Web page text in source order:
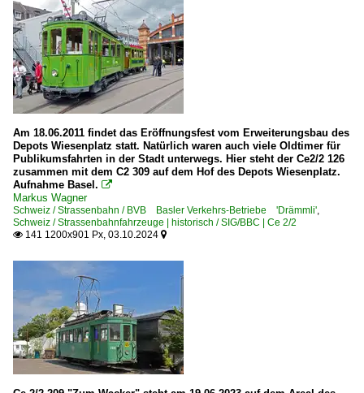
Am 18.06.2011 findet das Eröffnungsfest vom Erweiterungsbau des
Depots Wiesenplatz statt. Natürlich waren auch viele Oldtimer für
Publikumsfahrten in der Stadt unterwegs. Hier steht der Ce2/2 126
zusammen mit dem C2 309 auf dem Hof des Depots Wiesenplatz.
Aufnahme Basel. 
Markus Wagner
Schweiz / Strassenbahn / BVB Basler Verkehrs-Betriebe 'Drämmli'
Schweiz / Strassenbahnfahrzeuge | historisch / SIG/BBC | Ce 2/2
 141 1200x901 Px, 03.10.2024 